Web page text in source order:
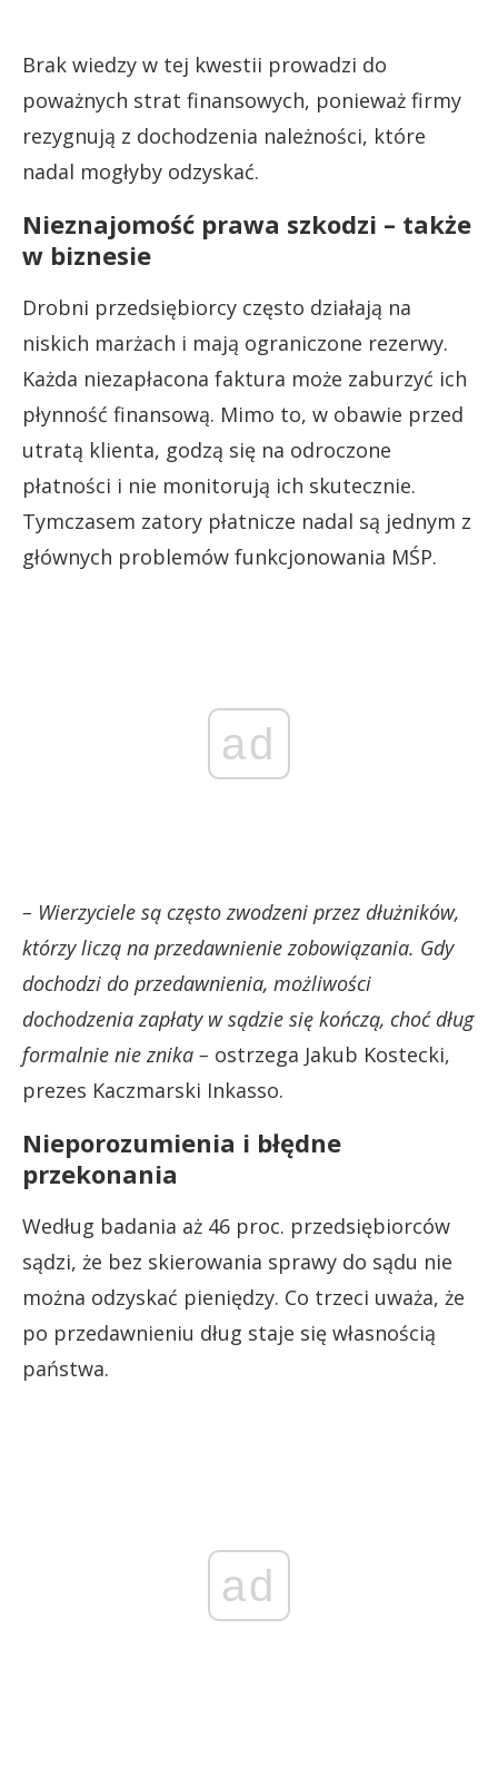
Brak wiedzy w tej kwestii prowadzi do
poważnych strat finansowych, ponieważ firmy
rezygnują z dochodzenia należności, które
nadal mogłyby odzyskać.
Nieznajomość prawa szkodzi – także
w biznesie
Drobni przedsiębiorcy często działają na
niskich marżach i mają ograniczone rezerwy.
Każda niezapłacona faktura może zaburzyć ich
płynność finansową. Mimo to, w obawie przed
utratą klienta, godzą się na odroczone
płatności i nie monitorują ich skutecznie.
Tymczasem zatory płatnicze nadal są jednym z
głównych problemów funkcjonowania MŚP.
ad
– Wierzyciele są często zwodzeni przez dłużników,
którzy liczą na przedawnienie zobowiązania. Gdy
dochodzi do przedawnienia, możliwości
dochodzenia zapłaty w sądzie się kończą, choć dług
formalnie nie znika – ostrzega Jakub Kostecki,
prezes Kaczmarski Inkasso.
Nieporozumienia i błędne
przekonania
Według badania aż 46 proc. przedsiębiorców
sądzi, że bez skierowania sprawy do sądu nie
można odzyskać pieniędzy. Co trzeci uważa, że
po przedawnieniu dług staje się własnością
państwa.
ad